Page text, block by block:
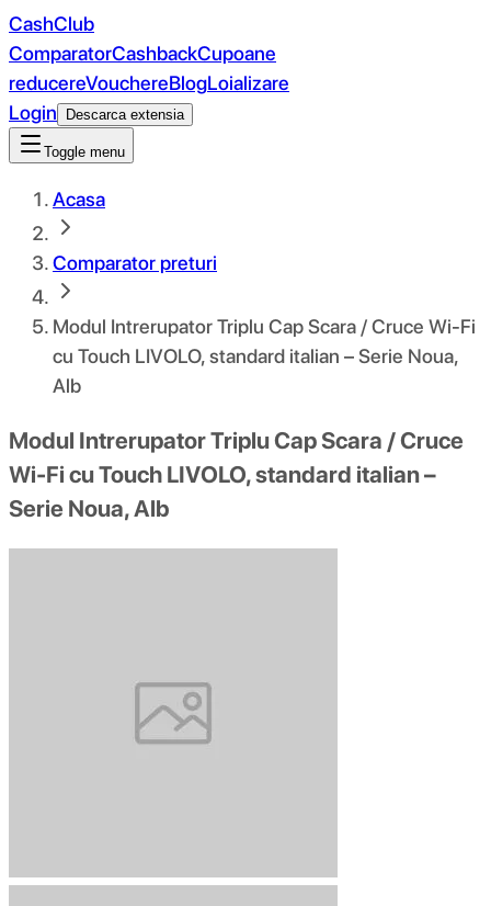
CashClub
ComparatorCashbackCupoane
reducereVouchereBlogLoializare
Login
Descarca extensia
Toggle menu
Acasa
Comparator preturi
Modul Intrerupator Triplu Cap Scara / Cruce Wi-Fi
cu Touch LIVOLO, standard italian – Serie Noua,
Alb
Modul Intrerupator Triplu Cap Scara / Cruce
Wi-Fi cu Touch LIVOLO, standard italian –
Serie Noua, Alb